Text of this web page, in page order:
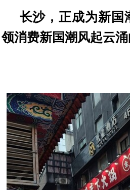
长沙，正成为新国
领消费新国潮风起云